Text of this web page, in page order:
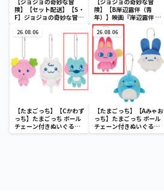
険】【セット配送】【S・
F】ジョジョの奇妙な冒険
Grandista-S・F-
険】【B岸辺露伴（青
年）】映画『岸辺露伴 ル
ーヴルへ行く』 ともぬい
26.08.06
【たまごっち】【Cかわず
っち】たまごっち ボール
チェーン付きぬいぐるみ
～Tamagotchi
26.08.06
【たまごっち】【Aみゃお
っち】たまごっち ボール
チェーン付きぬいぐるみ
～Tamagotchi